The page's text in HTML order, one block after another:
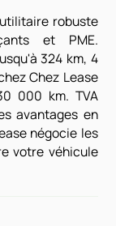
utilitaire robuste
et PME.
324 km, 4
Chez Lease
000 km. TVA
avantages en
négocie les
votre véhicule